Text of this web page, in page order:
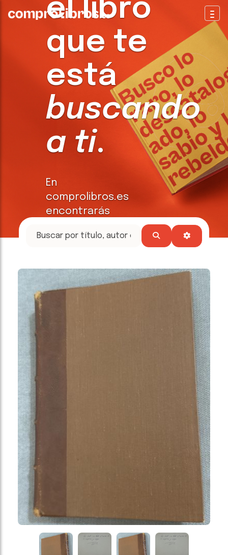
el libro
que te
está
buscando
a ti.
En
comprolibros.es
encontrarás
tesoros